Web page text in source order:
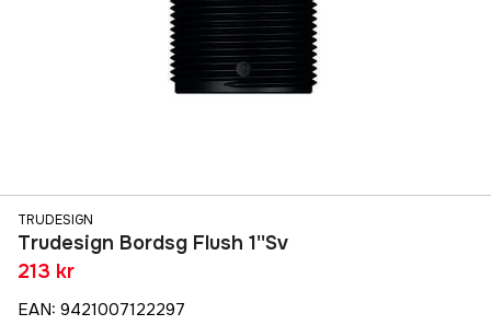
TRUDESIGN
Trudesign Bordsg Flush 1''Sv
213 kr
EAN: 9421007122297